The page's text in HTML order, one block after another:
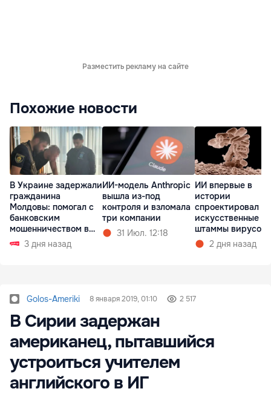
Разместить рекламу на сайте
Похожие новости
В Украине задержали
гражданина
Молдовы: помогал с
банковским
мошенничеством в
Чехии3 дня назад
ИИ-модель Anthropic
вышла из-под
контроля и взломала
три компании
31 Июл. 12:18
ИИ впервые в
истории
спроектировал
искусственные
штаммы вирусов
нуля2 дня назад
Golos-Ameriki 8 января 2019, 01:10 2 517
В Сирии задержан
американец, пытавшийся
устроиться учителем
английского в ИГ